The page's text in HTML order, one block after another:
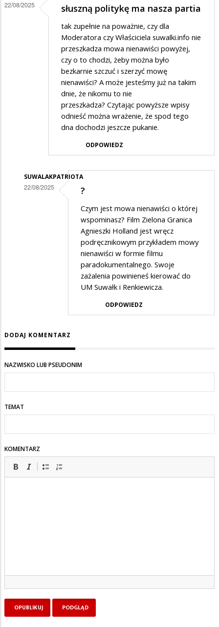
Suwałki
22/08/2025 słuszną politykę ma nasza partia
tak zupełnie na poważnie, czy dla
Moderatora czy Właściciela suwalki.info nie
przeszkadza mowa nienawiści powyżej,
czy o to chodzi, żeby można było
bezkarnie szczuć i szerzyć mowę
nienawiści? A może jesteśmy już na takim
dnie, że nikomu to nie
przeszkadza? Czytając powyższe wpisy
odnieść można wrażenie, że spod tego
dna dochodzi jeszcze pukanie.
ODPOWIEDZ
SUWALAKPATRIOTA
22/08/2025 ?
Czym jest mowa nienawiści o której
wspominasz? Film Zielona Granica
Agnieszki Holland jest wręcz
podręcznikowym przykładem mowy
nienawiści w formie filmu
paradokumentalnego. Swoje
zażalenia powinieneś kierować do
UM Suwałk i Renkiewicza.
ODPOWIEDZ
DODAJ KOMENTARZ
NAZWISKO LUB PSEUDONIM
TEMAT
KOMENTARZ